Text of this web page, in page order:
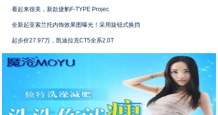
看起来很美，新款捷豹F-TYPE Projec
全新起亚索兰托内饰效果图曝光！采用旋钮式换挡
起步价27.97万，凯迪拉克CT5全系2.0T